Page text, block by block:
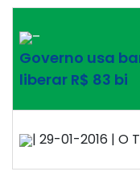
–
Governo usa
liberar R$ 83 bi
| 29-01-2016 | O